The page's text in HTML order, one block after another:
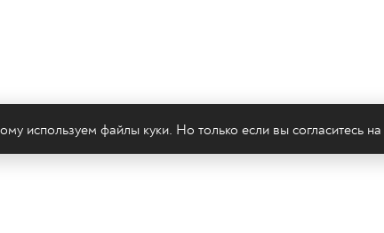
используем файлы куки. Но только если вы согласитесь на